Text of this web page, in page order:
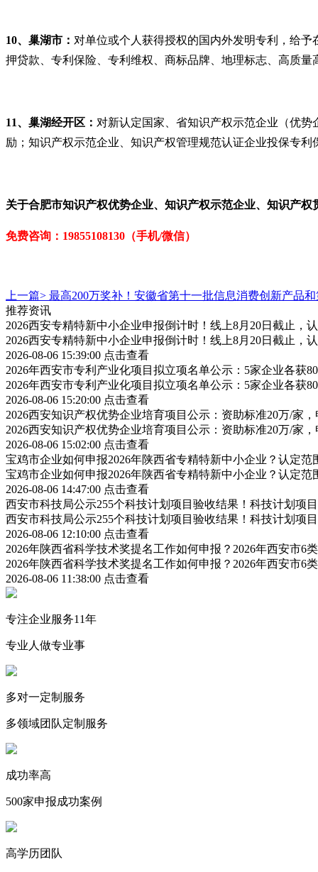
10、巢湖市： 对单位或个人获得授权的国内外发明专利，给
押贷款、专利保险、专利维权、商标品牌、地理标志、高质
11、 巢湖经开区： 对新认定国家、省知识产权示范企业（优
励；知识产权示范企业、知识产权管理规范认证企业投保专
关于合肥市知识产权优势企业、知识产权示范企业、 知识产权
免费咨询：19855108130（手机/微信）
上一篇> 最高200万奖补！安徽省第十一批信息消费创新产品
推荐资讯
2026西安专精特新中小企业申报倒计时！线上8月20日截止，
2026西安专精特新中小企业申报倒计时！线上8月20日截止，
2026-08-06 15:39:00 点击查看
2026年西安市专利产业化项目拟立项名单公示：5家企业各获
2026年西安市专利产业化项目拟立项名单公示：5家企业各获
2026-08-06 15:20:00 点击查看
2026西安知识产权优势企业培育项目公示：资助标准20万/家
2026西安知识产权优势企业培育项目公示：资助标准20万/家
2026-08-06 15:02:00 点击查看
宝鸡市企业如何申报2026年陕西省专精特新中小企业？认定
宝鸡市企业如何申报2026年陕西省专精特新中小企业？认定
2026-08-06 14:47:00 点击查看
西安市科技局公示255个科技计划项目验收结果！科技计划项
西安市科技局公示255个科技计划项目验收结果！科技计划项
2026-08-06 12:10:00 点击查看
2026年陕西省科学技术奖提名工作如何申报？2026年西安市6
2026年陕西省科学技术奖提名工作如何申报？2026年西安市6
2026-08-06 11:38:00 点击查看
专注企业服务11年
专业人做专业事
多对一定制服务
多领域团队定制服务
成功率高
500家申报成功案例
高学历团队